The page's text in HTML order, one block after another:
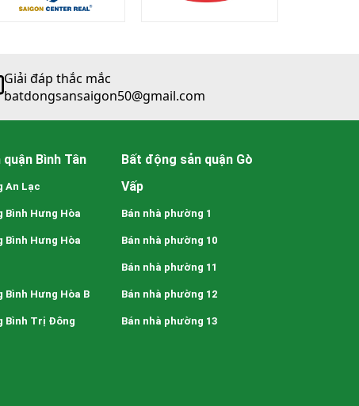
Giải đáp thắc mắc
batdongsansaigon50@gmail.com
Bình Tân
An Lạc
Bình Hưng Hòa
Bình Hưng Hòa
Bình Hưng Hòa B
Bình Trị Đông
Bất động sản quận Gò
Vấp
Bán nhà phường 1
Bán nhà phường 10
Bán nhà phường 11
Bán nhà phường 12
Bán nhà phường 13